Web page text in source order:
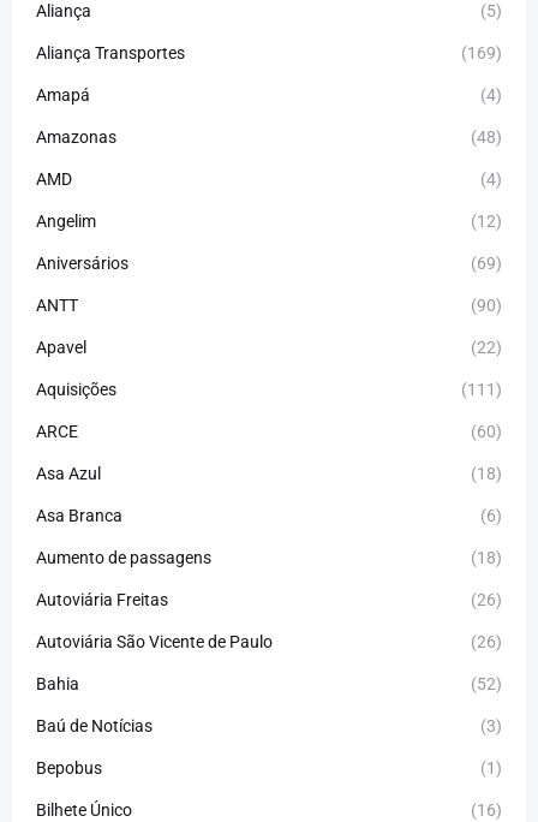
Aliança (5)
Aliança Transportes (169)
Amapá (4)
Amazonas (48)
AMD (4)
Angelim (12)
Aniversários (69)
ANTT (90)
Apavel (22)
Aquisições (111)
ARCE (60)
Asa Azul (18)
Asa Branca (6)
Aumento de passagens (18)
Autoviária Freitas (26)
Autoviária São Vicente de Paulo (26)
Bahia (52)
Baú de Notícias (3)
Bepobus (1)
Bilhete Único (16)